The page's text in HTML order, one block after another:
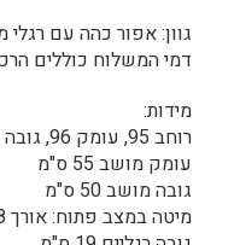
גוון: אפור כהה עם רגלי
דמי המשלוח כוללים
מידות:
רוחב 95, עומק 96, גובה 79 ס"מ
עומק מושב 55 ס"מ
גובה מושב 50 ס"מ
מיטה במצב פתוח: אורך 198 ס"מ, רוחב 95, גובה 36 ס"מ